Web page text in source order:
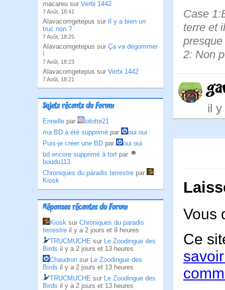
macareu sur Verbi 1442
7 Août, 18:41
Alavacomgetepus sur
Il y a bien un
truc non ?
7 Août, 18:25
Alavacomgetepus sur Ça va dégommer
!
7 Août, 18:23
Alavacomgetepus sur Verbi 1442
7 Août, 18:21
Sujets récents du Forum
Ennelle par
lolotte21
ma BD à été supprimé par
oui oui
Puis-je créer une BD par
oui oui
bd encore supprimé à tort par
boudu113
Chroniques du paradis terrestre par
Kiosk
Réponses récentes du Forum
Kiosk sur Chroniques du paradis
terrestre il y a 2 jours et 9 heures
TRUCMUCHE sur Le Zoodingue des
Birds il y a 2 jours et 13 heures
Chaudron sur Le Zoodingue des
Birds il y a 2 jours et 13 heures
TRUCMUCHE sur Le Zoodingue des
Birds il y a 2 jours et 13 heures
Case
terre et
2: Non
il
Vous
Ce